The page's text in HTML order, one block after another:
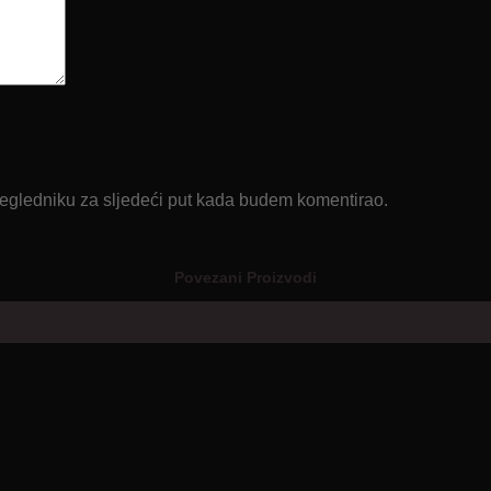
za sljedeći put kada budem komentirao.
Povezani Proizvodi